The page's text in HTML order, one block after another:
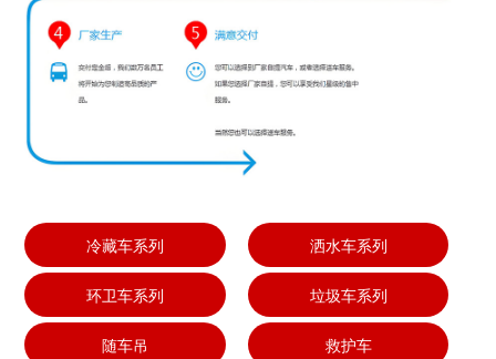
冷藏车系列 洒水车系列
环卫车系列 垃圾车系列
随车吊 救护车